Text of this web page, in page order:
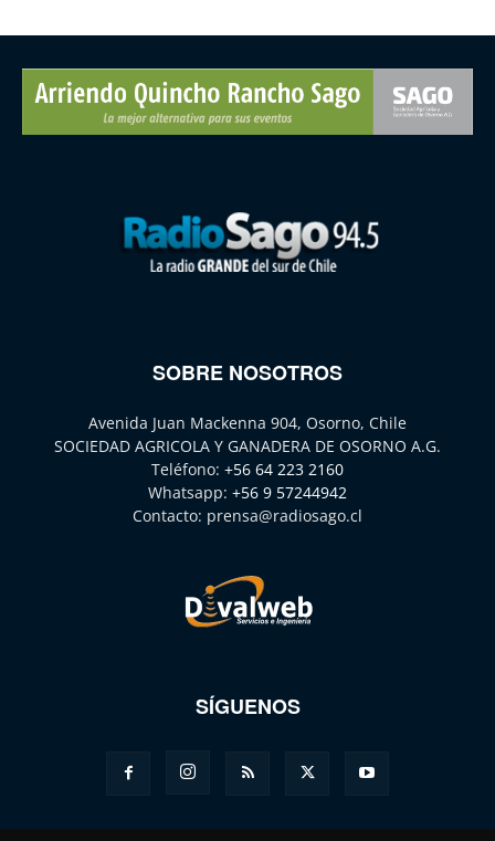
SOBRE NOSOTROS
Avenida Juan Mackenna 904, Osorno, Chile
SOCIEDAD AGRICOLA Y GANADERA DE OSORNO A.G.
Teléfono: +56 64 223 2160
Whatsapp: +56 9 57244942
Contacto: prensa@radiosago.cl
SÍGUENOS